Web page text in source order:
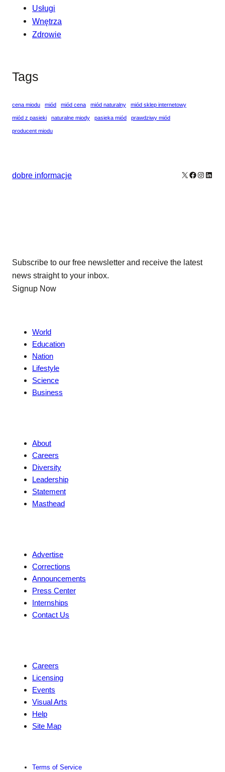
Usługi
Wnętrza
Zdrowie
Tags
cena miodu miód miód cena miód naturalny miód sklep internetowy
miód z pasieki naturalne miody pasieka miód prawdziwy miód
producent miodu
dobre informacje X Facebook
Subscribe to our free newsletter and receive the latest
news straight to your inbox.
Signup Now
World
Education
Nation
Lifestyle
Science
Business
About
Careers
Diversity
Leadership
Statement
Masthead
Advertise
Corrections
Announcements
Press Center
Internships
Contact Us
Careers
Licensing
Events
Visual Arts
Help
Site Map
Terms of Service